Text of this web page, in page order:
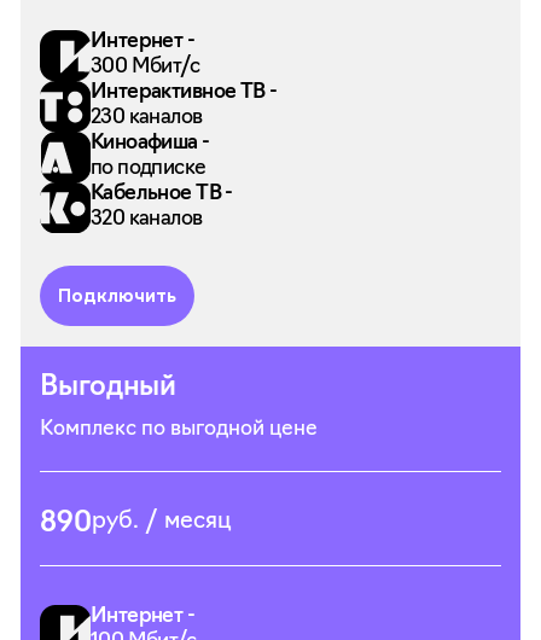
Интернет -
300 Мбит/с
Интерактивное ТВ -
230 каналов
Киноафиша -
по подписке
Кабельное ТВ -
320 каналов
Подключить
Выгодный
Комплекс по выгодной цене
890руб. / месяц
Интернет -